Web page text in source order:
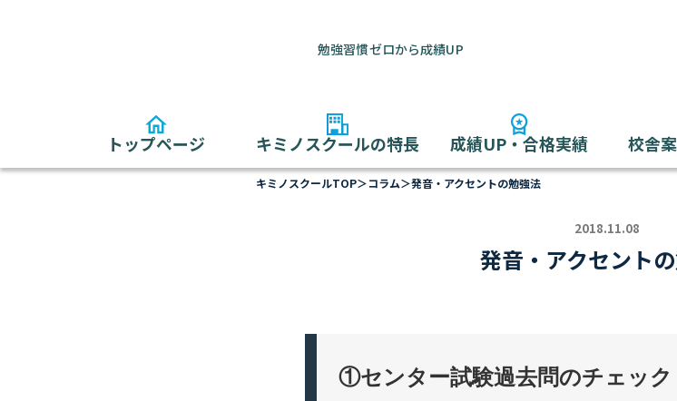
勉強習慣ゼロから成績UP
トップページ キミノスクールの特長 成績UP・合格実績 校舎
キミノスクールTOP＞コラム＞発音・アクセントの勉強法
2018.11.08
発音・アクセント
①センター試験過去問のチェック